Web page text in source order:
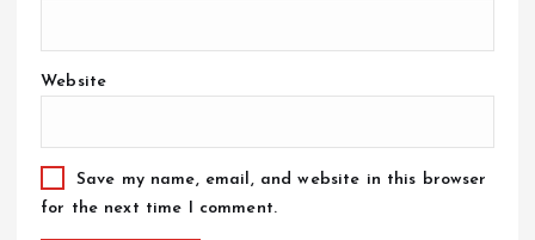
Website
Save my name, email, and website in this browser
for the next time I comment.